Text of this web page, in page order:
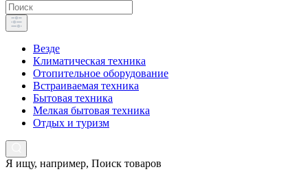
Везде
Климатическая техника
Отопительное оборудование
Встраиваемая техника
Бытовая техника
Мелкая бытовая техника
Отдых и туризм
Я ищу, например, Поиск товаров